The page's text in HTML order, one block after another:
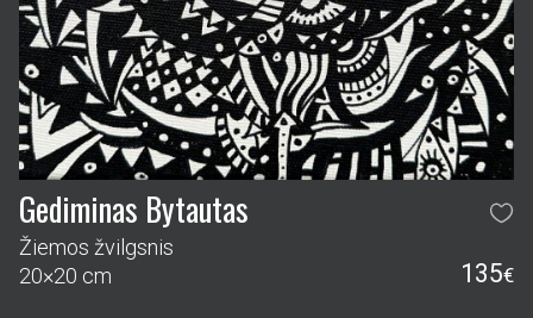
Gediminas Bytautas
Žiemos žvilgsnis
20×20 cm
135€